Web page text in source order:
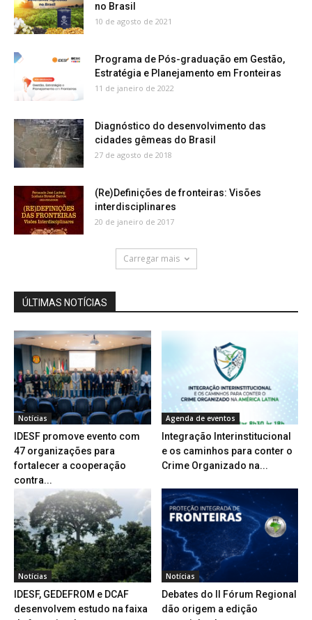
no Brasil
10 de agosto de 2021
Programa de Pós-graduação em Gestão,
Estratégia e Planejamento em Fronteiras
11 de janeiro de 2022
Diagnóstico do desenvolvimento das
cidades gêmeas do Brasil
27 de agosto de 2018
(Re)Definições de fronteiras: Visões
interdisciplinares
20 de janeiro de 2017
Carregar mais
ÚLTIMAS NOTÍCIAS
Notícias
IDESF promove evento com
47 organizações para
fortalecer a cooperação
contra...
Agenda de eventos
Integração Interinstitucional
e os caminhos para conter o
Crime Organizado na...
Notícias
IDESF, GEDEFROM e DCAF
desenvolvem estudo na faixa
Notícias
Debates do II Fórum Regional
dão origem a edição